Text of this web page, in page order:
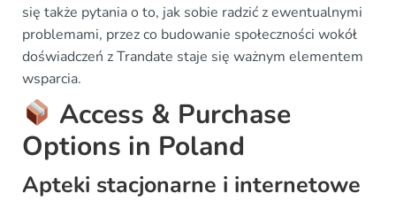
się także pytania o to, jak sobie radzić z ewentualnymi
problemami, przez co budowanie społeczności wokół
doświadczeń z Trandate staje się ważnym elementem
wsparcia.
Access & Purchase
Options in Poland
Apteki stacjonarne i internetowe